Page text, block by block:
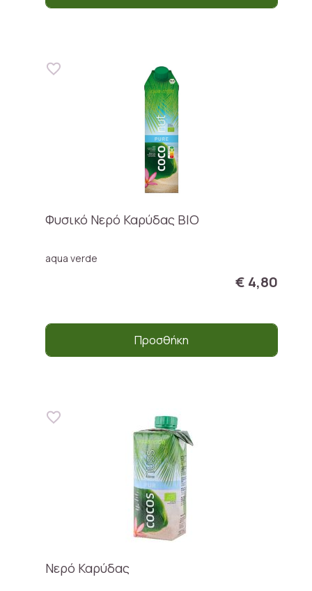
Φυσικό Νερό Καρύδας BIO
aqua verde
€ 4,80
Προσθήκη
Νερό Καρύδας